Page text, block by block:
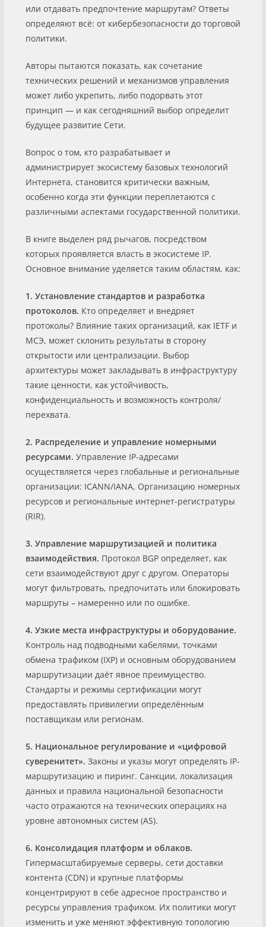
или отдавать предпочтение маршрутам? Ответы
определяют всё: от кибербезопасности до торговой
политики.
Авторы пытаются показать, как сочетание
технических решений и механизмов управления
может либо укрепить, либо подорвать этот
принцип — и как сегодняшний выбор определит
будущее развитие Сети.
Вопрос о том, кто разрабатывает и
администрирует экосистему базовых технологий
Интернета, становится критически важным,
особенно когда эти функции переплетаются с
различными аспектами государственной политики.
В книге выделен ряд рычагов, посредством
которых проявляется власть в экосистеме IP.
Основное внимание уделяется таким областям, как:
1. Установление стандартов и разработка
протоколов. Кто определяет и внедряет
протоколы? Влияние таких организаций, как IETF и
МСЭ, может склонить результаты в сторону
открытости или централизации. Выбор
архитектуры может закладывать в инфраструктуру
такие ценности, как устойчивость,
конфиденциальность и возможность контроля/
перехвата.
2. Распределение и управление номерными
ресурсами. Управление IP-адресами
осуществляется через глобальные и региональные
организации: ICANN/IANA, Организацию номерных
ресурсов и региональные интернет-регистратуры
(RIR).
3. Управление маршрутизацией и политика
взаимодействия. Протокол BGP определяет, как
сети взаимодействуют друг с другом. Операторы
могут фильтровать, предпочитать или блокировать
маршруты – намеренно или по ошибке.
4. Узкие места инфраструктуры и оборудование.
Контроль над подводными кабелями, точками
обмена трафиком (IXP) и основным оборудованием
маршрутизации даёт явное преимущество.
Стандарты и режимы сертификации могут
предоставлять привилегии определённым
поставщикам или регионам.
5. Национальное регулирование и «цифровой
суверенитет». Законы и указы могут определять IP-
маршрутизацию и пиринг. Санкции, локализация
данных и правила национальной безопасности
часто отражаются на технических операциях на
уровне автономных систем (AS).
6. Консолидация платформ и облаков.
Гипермасштабируемые серверы, сети доставки
контента (CDN) и крупные платформы
концентрируют в себе адресное пространство и
ресурсы управления трафиком. Их политики могут
изменить и уже меняют эффективную топологию